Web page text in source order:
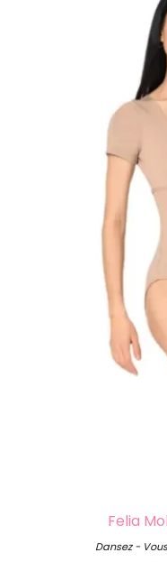
Felia
Dansez - Vous